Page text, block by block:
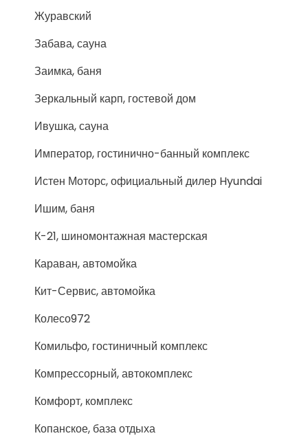
Журавский
Забава, сауна
Заимка, баня
Зеркальный карп, гостевой дом
Ивушка, сауна
Император, гостинично-банный комплекс
Истен Моторс, официальный дилер Hyundai
Ишим, баня
К-21, шиномонтажная мастерская
Караван, автомойка
Кит-Сервис, автомойка
Колесо972
Комильфо, гостиничный комплекс
Компрессорный, автокомплекс
Комфорт, комплекс
Копанское, база отдыха